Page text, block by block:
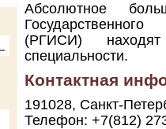
Абсолютное
(РГИСИ)
специальности.
Контактная
191028, Санкт-
Телефон: +7(812)